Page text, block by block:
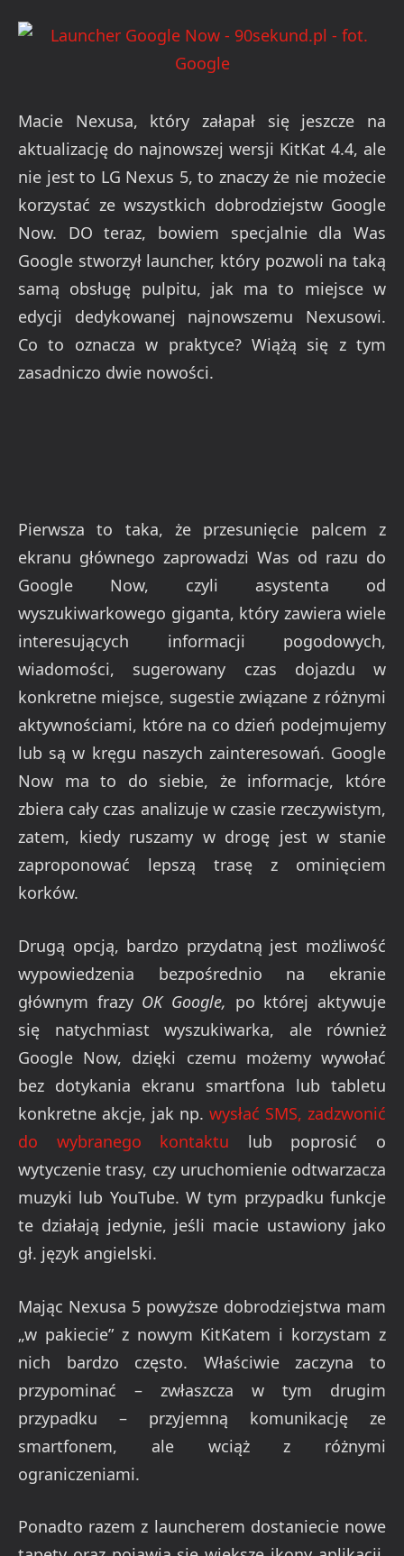
Macie Nexusa, który załapał się jeszcze na
aktualizację do najnowszej wersji KitKat 4.4, ale
nie jest to LG Nexus 5, to znaczy że nie możecie
korzystać ze wszystkich dobrodziejstw Google
Now. DO teraz, bowiem specjalnie dla Was
Google stworzył launcher, który pozwoli na taką
samą obsługę pulpitu, jak ma to miejsce w
edycji dedykowanej najnowszemu Nexusowi.
Co to oznacza w praktyce? Wiążą się z tym
zasadniczo dwie nowości.
Pierwsza to taka, że przesunięcie palcem z
ekranu głównego zaprowadzi Was od razu do
Google Now, czyli asystenta od
wyszukiwarkowego giganta, który zawiera wiele
interesujących informacji pogodowych,
wiadomości, sugerowany czas dojazdu w
konkretne miejsce, sugestie związane z różnymi
aktywnościami, które na co dzień podejmujemy
lub są w kręgu naszych zainteresowań. Google
Now ma to do siebie, że informacje, które
zbiera cały czas analizuje w czasie rzeczywistym,
zatem, kiedy ruszamy w drogę jest w stanie
zaproponować lepszą trasę z ominięciem
korków.
Drugą opcją, bardzo przydatną jest możliwość
wypowiedzenia bezpośrednio na ekranie
głównym frazy OK Google, po której aktywuje
się natychmiast wyszukiwarka, ale również
Google Now, dzięki czemu możemy wywołać
bez dotykania ekranu smartfona lub tabletu
konkretne akcje, jak np. wysłać SMS, zadzwonić
do wybranego kontaktu lub poprosić o
wytyczenie trasy, czy uruchomienie odtwarzacza
muzyki lub YouTube. W tym przypadku funkcje
te działają jedynie, jeśli macie ustawiony jako
gł. język angielski.
Mając Nexusa 5 powyższe dobrodziejstwa mam
„w pakiecie” z nowym KitKatem i korzystam z
nich bardzo często. Właściwie zaczyna to
przypominać – zwłaszcza w tym drugim
przypadku – przyjemną komunikację ze
smartfonem, ale wciąż z różnymi
ograniczeniami.
Ponadto razem z launcherem dostaniecie nowe